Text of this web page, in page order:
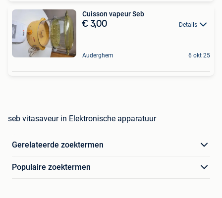
Cuisson vapeur Seb
€ 3,00 Details
Auderghem 6 okt 25
seb vitasaveur in Elektronische apparatuur
Gerelateerde zoektermen
Populaire zoektermen